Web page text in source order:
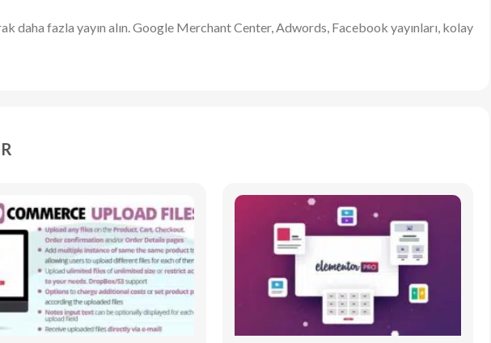
daha fazla yayın alın. Google Merchant Center, Adwords, Facebook yayınları, kolay